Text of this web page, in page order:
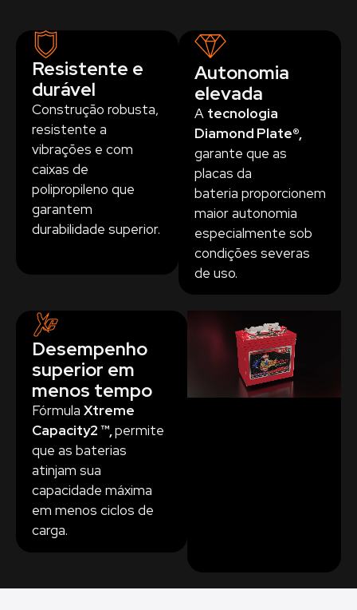
Resistente e
durável
Construção robusta,
resistente a
vibrações e com
caixas de
polipropileno que
garantem
durabilidade superior.
Autonomia
elevada
A tecnologia
Diamond Plate®,
garante que as
placas da
bateria proporcionem
maior autonomia
especialmente sob
condições severas
de uso.
Desempenho
superior em
menos tempo
Fórmula Xtreme
Capacity2 ™,permite
que as baterias
atinjam sua
capacidade máxima
em menos ciclos de
carga.